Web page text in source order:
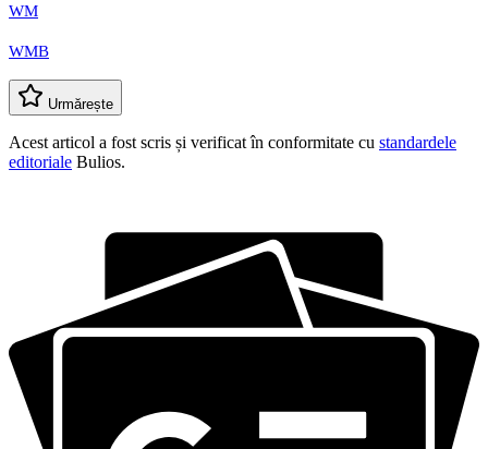
WM
WMB
Urmărește
Acest articol a fost scris și verificat în conformitate cu standardele
editoriale Bulios.